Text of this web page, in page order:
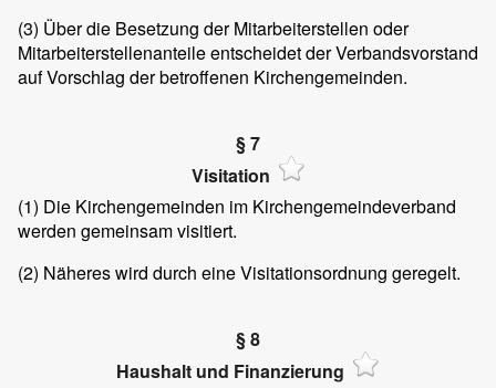
(3) Über die Besetzung der Mitarbeiterstellen oder
Mitarbeiterstellenanteile entscheidet der Verbandsvorstand
auf Vorschlag der betroffenen Kirchengemeinden.
§ 7
Visitation
(1) Die Kirchengemeinden im Kirchengemeindeverband
werden gemeinsam visitiert.
(2) Näheres wird durch eine Visitationsordnung geregelt.
§ 8
Haushalt und Finanzierung